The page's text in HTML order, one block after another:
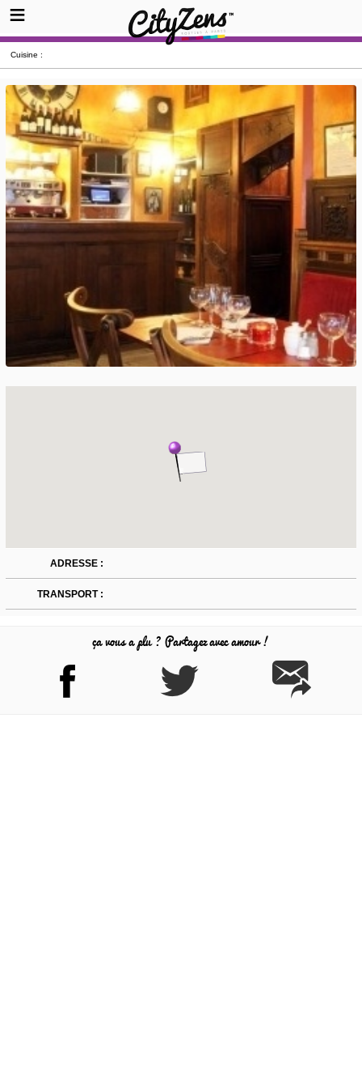
Cuisine :
ADRESSE :
TRANSPORT :
ça vous a plu ? Partagez avec amour !